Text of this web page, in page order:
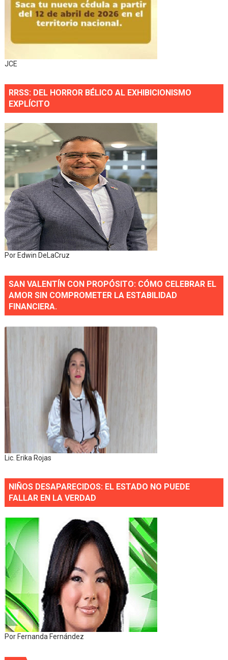
JCE
RRSS: DEL HORROR BÉLICO AL EXHIBICIONISMO
EXPLÍCITO
Por Edwin DeLaCruz
SAN VALENTÍN CON PROPÓSITO: CÓMO CELEBRAR EL
AMOR SIN COMPROMETER LA ESTABILIDAD
FINANCIERA.
Lic. Erika Rojas
NIÑOS DESAPARECIDOS: EL ESTADO NO PUEDE
FALLAR EN LA VERDAD
Por Fernanda Fernández